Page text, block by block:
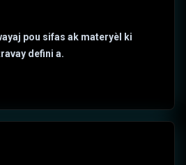
pou sifas ak materyèl ki
defini a.